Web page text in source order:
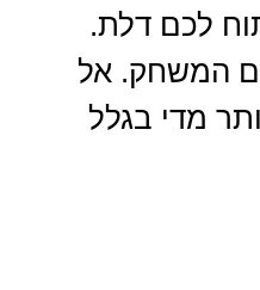
לכם דלת.
המשחק. אל
מדי בגלל